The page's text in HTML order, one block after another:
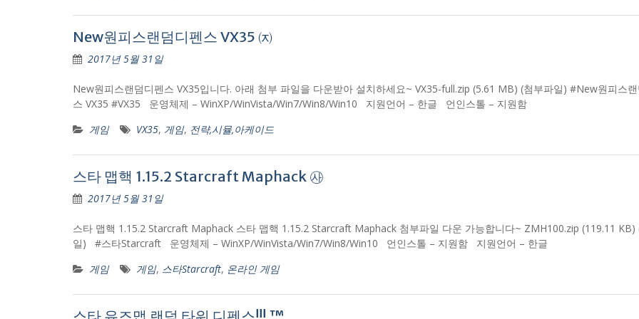
New원피스랜덤디펜스 VX35 ㈈
2017년 5월 31일
New원피스랜덤디펜스 VX35입니다. 아래 첨부 파일을 다운받아 설치하세요~ VX35-full.zip (5.61 MB) (첨부파일) #New원피스랜
스 VX35 #VX35 운영체제 – WinXP/WinVista/Win7/Win8/Win10 지원언어 – 한글 언인스톨 – 지원함
게임
VX35, 게임, 전략,시뮬,아케이드
스타 맵핵 1.15.2 Starcraft Maphack ㉴
2017년 5월 31일
스타 맵핵 1.15.2 Starcraft Maphack 스타 맵핵 1.15.2 Starcraft Maphack 첨부파일 다운 가능합니다~ ZMH100.zip (119.11 KB)
일) #스타Starcraft 운영체제 – WinXP/WinVista/Win7/Win8/Win10 언인스톨 – 지원함 지원언어 – 한글
게임
게임, 스타Starcraft, 온라인 게임